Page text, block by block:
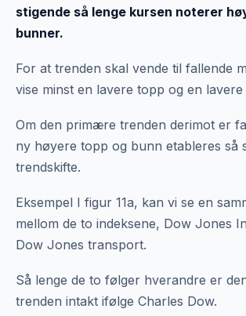
stigende så lenge kursen noterer
bunner.
For at trenden skal vende til fallende
vise minst en lavere topp og en
Om den primære trenden derimot er
ny høyere topp og bunn etableres så
trendskifte.
Eksempel I figur 11a, kan vi se en
mellom de to indeksene, Dow Jones
Dow Jones transport.
Så lenge de to følger hverandre er
trenden intakt ifølge Charles Dow.